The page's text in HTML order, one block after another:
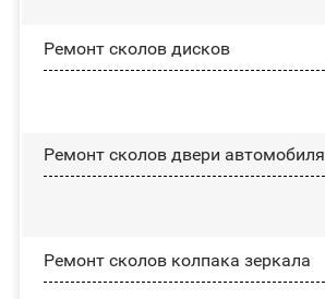
Ремонт сколов дисков
Ремонт сколов двери автомобиля
Ремонт сколов колпака зеркала